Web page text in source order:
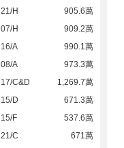
21/H
905.6萬
07/H
909.2萬
16/A
990.1萬
08/A
973.3萬
17/C&D
1,269.7萬
15/D
671.3萬
15/F
537.6萬
21/C
671萬